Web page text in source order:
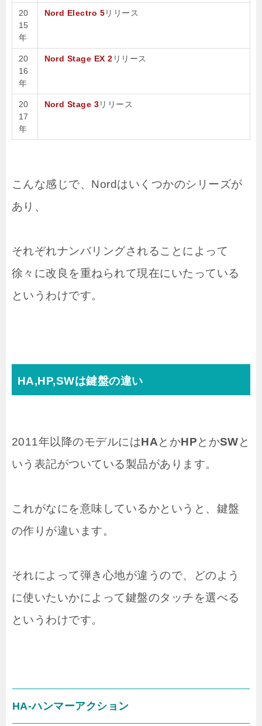
20
15
年
Nord Electro 5リリース
20
16
年
Nord Stage EX 2 リリース
20
17
年
Nord Stage 3リリース
こんな感じで、Nordはいくつかのシリーズが
あり、
それぞれナンバリングされることによって
徐々に改良を重ねられて現在にいたっている
というわけです。
HA,HP,SWは鍵盤の違い
2011年以降のモデルにはHAとかHPとかSWと
いう表記がついている製品があります。
これがなにを意味しているかというと、鍵盤
の作りが違います。
それによって弾き心地が違うので、どのよう
に使いたいかによって鍵盤のタッチを選べる
というわけです。
HA-ハンマーアクション